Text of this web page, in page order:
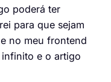
poderá ter
para que sejam
no meu frontend
e o artigo